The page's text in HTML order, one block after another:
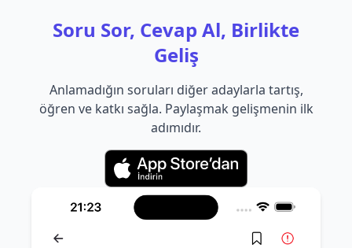
Soru Sor, Cevap Al, Birlikte
Geliş
Anlamadığın soruları diğer adaylarla tartış,
öğren ve katkı sağla. Paylaşmak gelişmenin ilk
adımıdır.